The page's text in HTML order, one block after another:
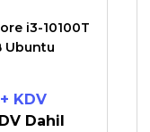
i3-10100T
Ubuntu
+ KDV
Dahil